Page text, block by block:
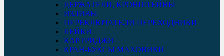
ДЕРЖАТЕЛИ, КРОНШТЕЙНЫ
ИЗЛИВЫ
ПЕРЕКЛЮЧАТЕЛИ ПЕРЕХОДНИКИ
ЛЕЙКИ
КАРТРИДЖИ
КРАН-БУКСЫ МАХОВИКИ